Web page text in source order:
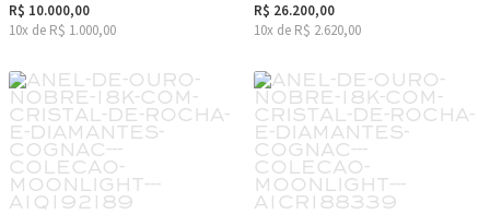
R$ 10.000,00
10x de R$ 1.000,00
R$ 26.200,00
10x de R$ 2.620,00